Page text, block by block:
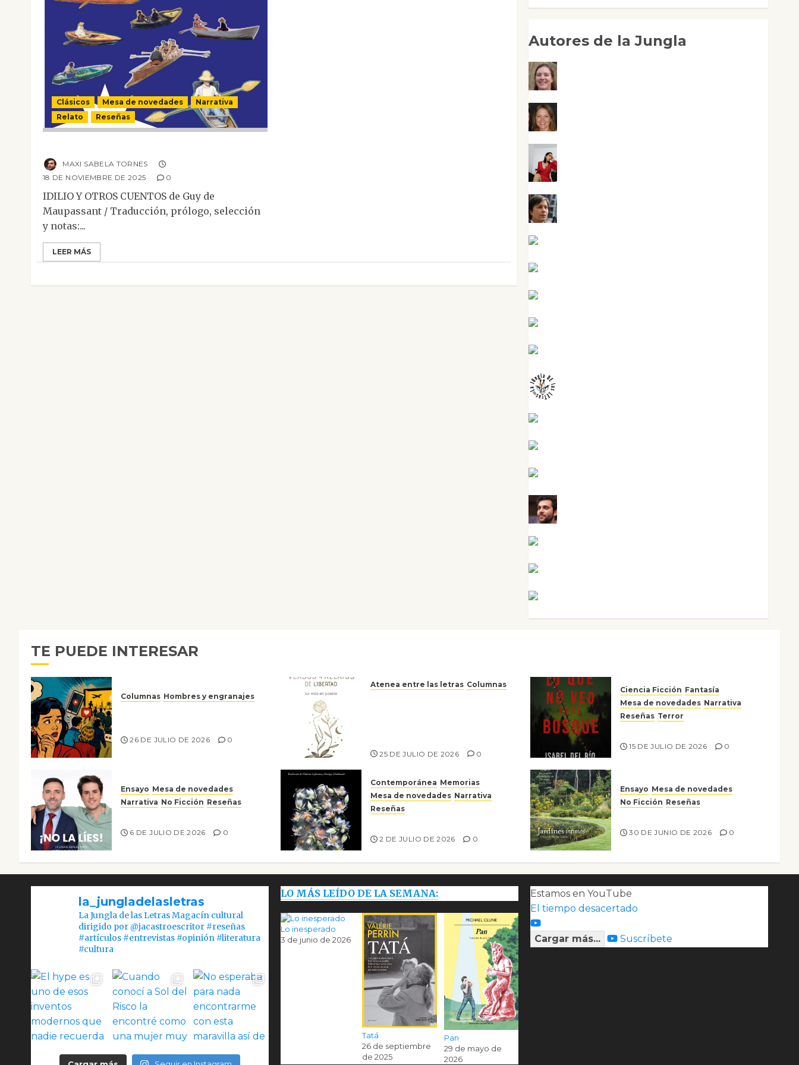
Clásicos Mesa de novedades
Narrativa
Relato
Reseñas
MAXI SABELA TORNES
18 DE NOVIEMBRE DE 2025
0
IDILIO Y OTROS CUENTOS de Guy de
Maupassant / Traducción, prólogo, selección
y notas:...
LEER MÁS
Autores de la Jungla
TE PUEDE INTERESAR
Columnas Hombres y engranajes
26 DE JULIO DE 2026 0
Atenea entre las letras Columnas
25 DE JULIO DE 2026 0
Ciencia Ficción Fantasía
Mesa de novedades Narrativa
Reseñas Terror
15 DE JULIO DE 2026 0
Ensayo Mesa de novedades
Narrativa No Ficción Reseñas
6 DE JULIO DE 2026 0
Contemporánea Memorias
Mesa de novedades Narrativa
Reseñas
2 DE JULIO DE 2026 0
Ensayo Mesa de novedades
No Ficción Reseñas
30 DE JUNIO DE 2026 0
la_jungladelasletras
La Jungla de las Letras Magacín cultural
dirigido por @jacastroescritor #reseñas
#artículos #entrevistas #opinión #literatura
#cultura
LO MÁS LEÍDO DE LA SEMANA:
Lo inesperado
3 de junio de 2026
Tatá
26 de septiembre
de 2025
Pan
29 de mayo de
2026
Estamos en YouTube
El tiempo desacertado
Cargar más... Suscríbete